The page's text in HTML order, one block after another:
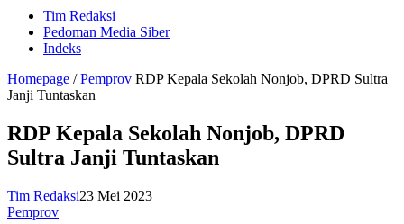
Tim Redaksi
Pedoman Media Siber
Indeks
Homepage / Pemprov RDP Kepala Sekolah Nonjob, DPRD Sultra
Janji Tuntaskan
RDP Kepala Sekolah Nonjob, DPRD
Sultra Janji Tuntaskan
Tim Redaksi23 Mei 2023
Pemprov